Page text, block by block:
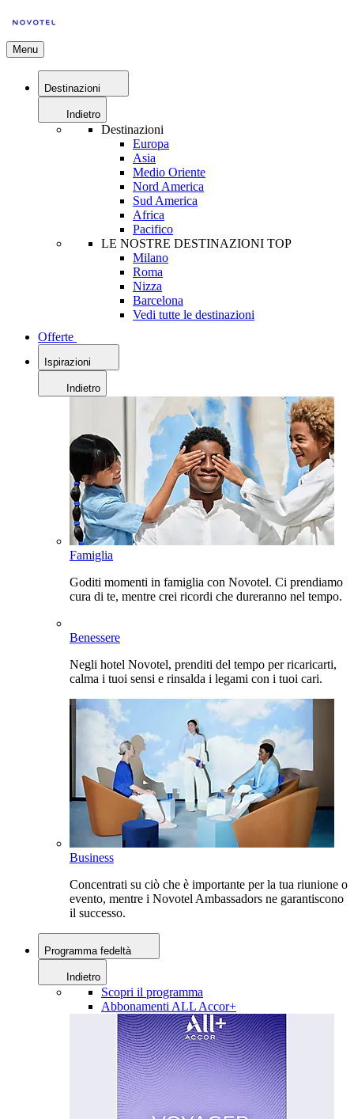
Menu
Destinazioni
Indietro
Destinazioni
Europa
Asia
Medio Oriente
Nord America
Sud America
Africa
Pacifico
LE NOSTRE DESTINAZIONI TOP
Milano
Roma
Nizza
Barcelona
Vedi tutte le destinazioni
Offerte
Ispirazioni
Indietro
Famiglia
Goditi momenti in famiglia con Novotel. Ci prendiamo
cura di te, mentre crei ricordi che dureranno nel tempo.
Benessere
Negli hotel Novotel, prenditi del tempo per ricaricarti,
calma i tuoi sensi e rinsalda i legami con i tuoi cari.
Business
Concentrati su ciò che è importante per la tua riunione o
evento, mentre i Novotel Ambassadors ne garantiscono
il successo.
Programma fedeltà
Indietro
Scopri il programma
Abbonamenti ALL Accor+